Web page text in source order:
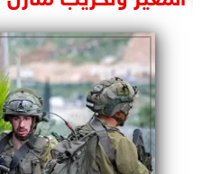
البرلمان
الوزارات
الأحزاب